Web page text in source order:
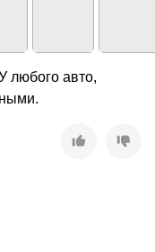
любого авто,